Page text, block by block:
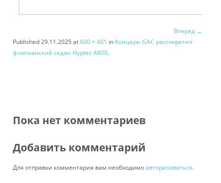
Вперед →
Published29.11.2025 at600 × 401 in Концерн GAC рассекретил
флагманский седан Hyptec A800.
Пока нет комментариев
Добавить комментарий
Для отправки комментария вам необходимоавторизоваться.